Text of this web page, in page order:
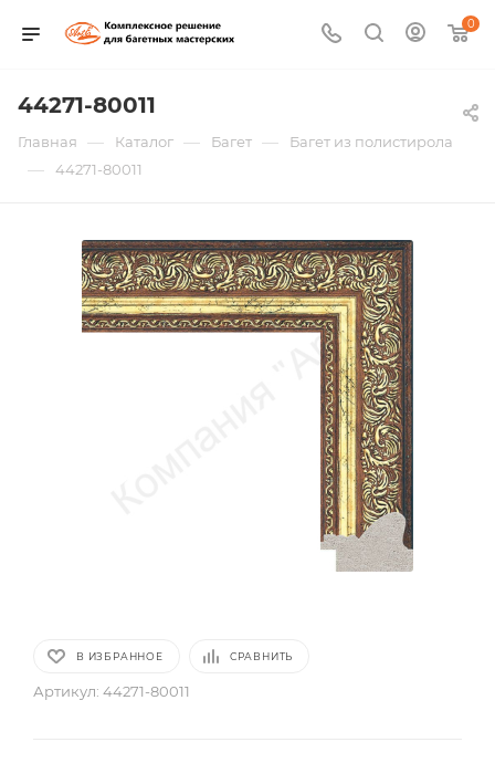
0
44271-80011
Главная — Каталог — Багет — Багет из полистирола
— 44271-80011
В ИЗБРАННОЕ СРАВНИТЬ
Артикул: 44271-80011